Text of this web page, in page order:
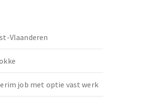
Vlaanderen
job met optie vast werk